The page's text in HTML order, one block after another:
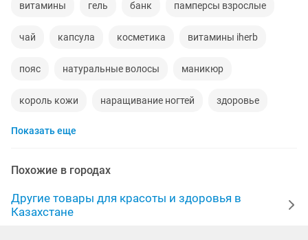
витамины гель банк памперсы взрослые
чай капсула косметика витамины iherb
пояс натуральные волосы маникюр
король кожи наращивание ногтей здоровье
даю работу
ортопедические подушки кофе для алоэ
Показать еще
Похожие в городах
Другие товары для красоты и здоровья в
Казахстане